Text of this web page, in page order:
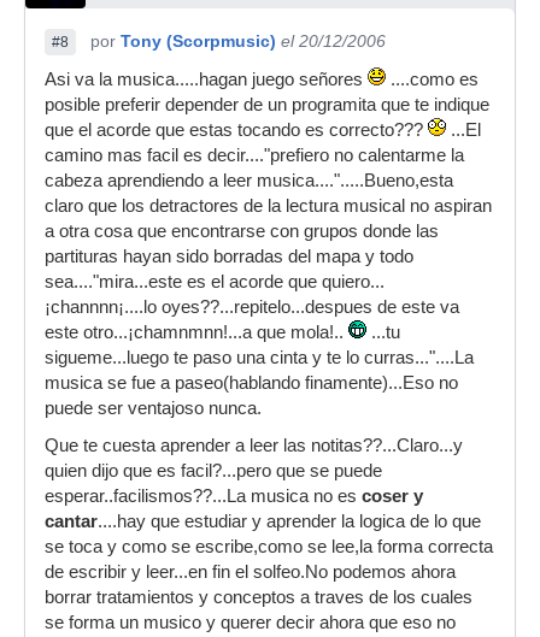
#8 por Tony (Scorpmusic) el 20/12/2006
Asi va la musica.....hagan juego señores
....como es
posible preferir depender de un programita que te indique
que el acorde que estas tocando es correcto???
...El
camino mas facil es decir...."prefiero no calentarme la
cabeza aprendiendo a leer musica....".....Bueno,esta
claro que los detractores de la lectura musical no aspiran
a otra cosa que encontrarse con grupos donde las
partituras hayan sido borradas del mapa y todo
sea...."mira...este es el acorde que quiero...
¡channnn¡....lo oyes??...repitelo...despues de este va
este otro...¡chamnmnn!...a que mola!..
...tu
sigueme...luego te paso una cinta y te lo curras..."....La
musica se fue a paseo(hablando finamente)...Eso no
puede ser ventajoso nunca.
Que te cuesta aprender a leer las notitas??...Claro...y
quien dijo que es facil?...pero que se puede
esperar..facilismos??...La musica no es coser y
cantar....hay que estudiar y aprender la logica de lo que
se toca y como se escribe,como se lee,la forma correcta
de escribir y leer...en fin el solfeo.No podemos ahora
borrar tratamientos y conceptos a traves de los cuales
se forma un musico y querer decir ahora que eso no